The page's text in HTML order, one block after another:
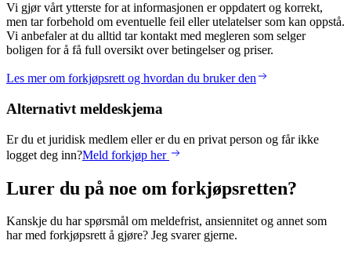
Vi gjør vårt ytterste for at informasjonen er oppdatert og korrekt,
men tar forbehold om eventuelle feil eller utelatelser som kan oppstå.
Vi anbefaler at du alltid tar kontakt med megleren som selger
boligen for å få full oversikt over betingelser og priser.
Les mer om forkjøpsrett og hvordan du bruker den
Alternativt meldeskjema
Er du et juridisk medlem eller er du en privat person og får ikke
logget deg inn?Meld forkjøp her
Lurer du på noe om forkjøpsretten?
Kanskje du har spørsmål om meldefrist, ansiennitet og annet som
har med forkjøpsrett å gjøre? Jeg svarer gjerne.